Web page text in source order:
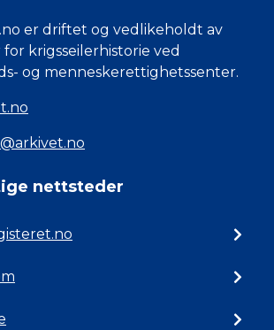
er driftet og vedlikeholdt av
krigsseilerhistorie ved
og menneskerettighetssenter.
nettsteder